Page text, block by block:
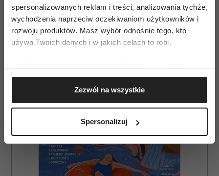
spersonalizowanych reklam i treści, analizowania tychże,
wychodzenia naprzeciw oczekiwaniom użytkowników i
rozwoju produktów. Masz wybór odnośnie tego, kto
używa Twoich danych i w jakich celach to robi.
Gromadzić dane dotyczące Twojej lokalizacji
geograficznej z dokładnością nawet do kilku metrów
Identyfikować Twoje urządzenie, aktywnie
(fingerprinting, czyli wirtualny odcisk palca)
dane są przetwarzane oraz ustaw własne preferencje w
sekcji szczegółów. W Deklaracji plików cookie możesz
Zezwól na wszystkie
Spersonalizuj